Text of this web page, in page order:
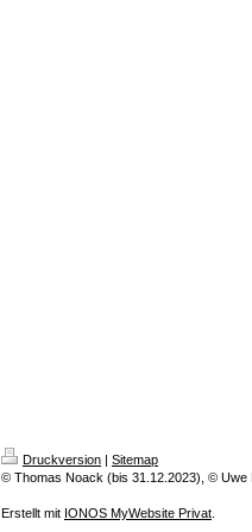
Druckversion | Sitemap
© Thomas Noack (bis 31.12.2023), © Uwe
Erstellt mit IONOS MyWebsite Privat